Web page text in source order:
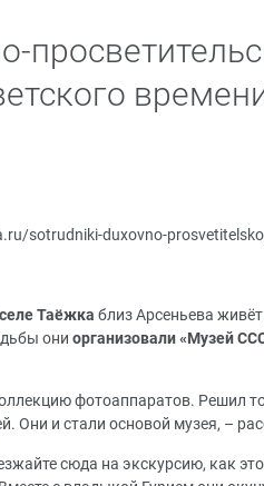
sotrudniki-duxovno-
селе Таёжка близ Арсеньева
они организовали «Музей
фотоаппаратов. Решил
Они и стали основой музея, –
сюда на экскурсию, как